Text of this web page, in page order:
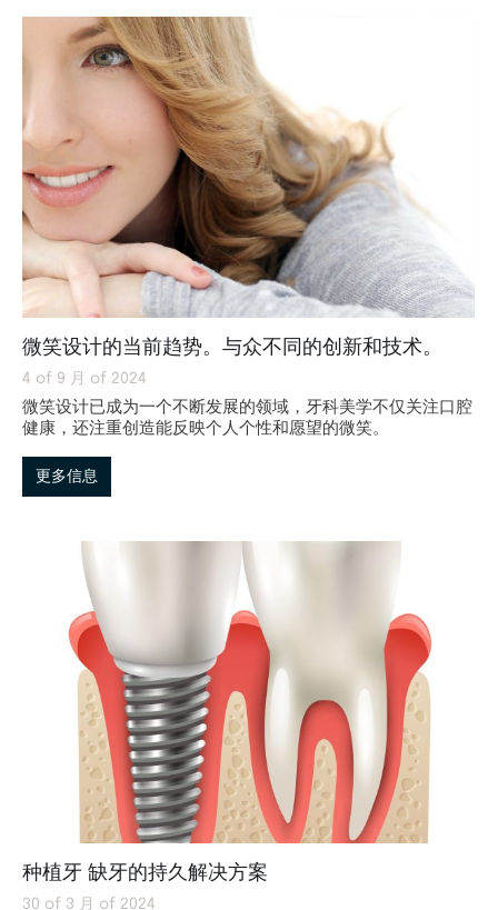
微笑设计的当前趋势。与众不同的创新和技术。
4 of 9 月 of 2024
微笑设计已成为一个不断发展的领域，牙科美学不仅关注口腔
健康，还注重创造能反映个人个性和愿望的微笑。
更多信息
种植牙 缺牙的持久解决方案
30 of 3 月 of 2024